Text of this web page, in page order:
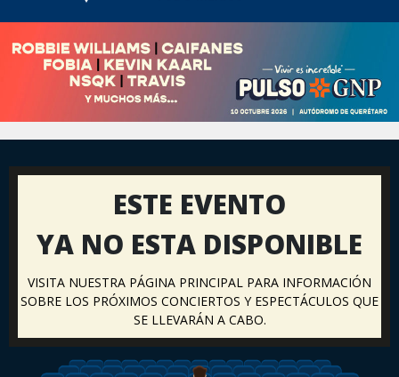
ESTE EVENTO
YA NO ESTA DISPONIBLE
VISITA NUESTRA PÁGINA PRINCIPAL PARA INFORMACIÓN
SOBRE LOS PRÓXIMOS CONCIERTOS Y ESPECTÁCULOS QUE
SE LLEVARÁN A CABO.